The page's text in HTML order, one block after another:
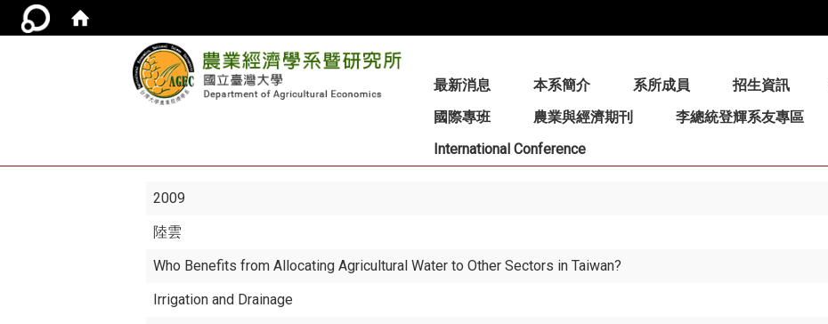
最新消息 本系簡介 系所成員 招生資訊
國際專班
農業與經濟期刊 李總統登輝系友專區
International Conference
2009
陸雲
Who Benefits from Allocating Agricultural Water to Other Sectors in Taiwan?
Irrigation and Drainage